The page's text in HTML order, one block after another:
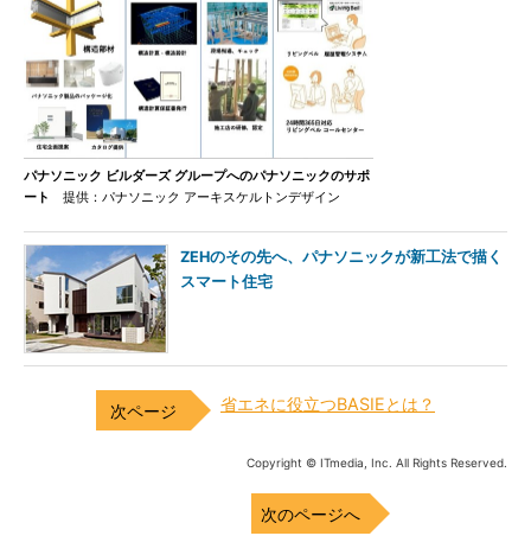
パナソニック ビルダーズ グループへのパナソニックのサポ
ート
提供：パナソニック アーキスケルトンデザイン
ZEHのその先へ、パナソニックが新工法で描く
スマート住宅
省エネに役立つBASIEとは？
Copyright © ITmedia, Inc. All Rights Reserved.
次のページへ